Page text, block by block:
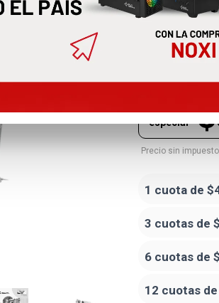
Precio
especial
Precio sin
1 cuota de
3 cuotas de
6 cuotas de
12 cuotas de